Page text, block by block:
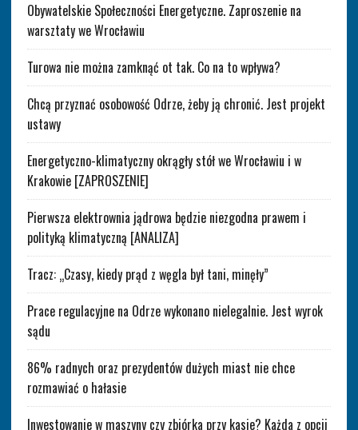
Obywatelskie Społeczności Energetyczne. Zaproszenie na
warsztaty we Wrocławiu
Turowa nie można zamknąć ot tak. Co na to wpływa?
Chcą przyznać osobowość Odrze, żeby ją chronić. Jest projekt
ustawy
Energetyczno-klimatyczny okrągły stół we Wrocławiu i w
Krakowie [ZAPROSZENIE]
Pierwsza elektrownia jądrowa będzie niezgodna prawem i
polityką klimatyczną [ANALIZA]
Tracz: „Czasy, kiedy prąd z węgla był tani, minęły”
Prace regulacyjne na Odrze wykonano nielegalnie. Jest wyrok
sądu
86% radnych oraz prezydentów dużych miast nie chce
rozmawiać o hałasie
Inwestowanie w maszyny czy zbiórka przy kasie? Każda z opcji